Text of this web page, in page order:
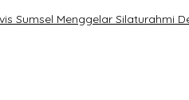
Sumsel Menggelar Silaturahmi